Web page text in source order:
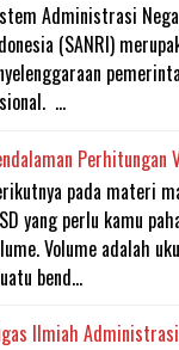
Administrasi
(SANRI)
...
Perhitungan
pada materi
yang perlu kamu
Volume adalah
bend...
Ilmiah